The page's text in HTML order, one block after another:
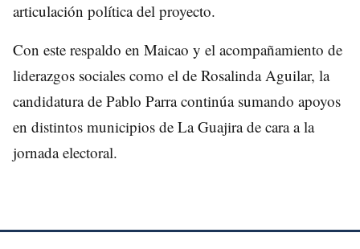
articulación política del proyecto.
Con este respaldo en Maicao y el acompañamiento de
liderazgos sociales como el de Rosalinda Aguilar, la
candidatura de Pablo Parra continúa sumando apoyos
en distintos municipios de La Guajira de cara a la
jornada electoral.